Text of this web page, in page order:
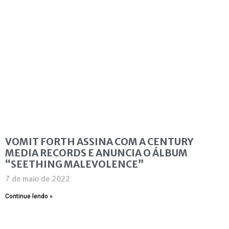
VOMIT FORTH ASSINA COM A CENTURY
MEDIA RECORDS E ANUNCIA O ÁLBUM
“SEETHING MALEVOLENCE”
7 de maio de 2022
Continue lendo »